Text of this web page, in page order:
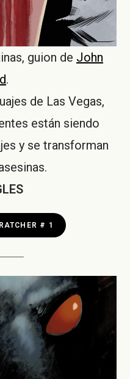
guion de John
.
de Las Vegas,
están siendo
y se transforman
# 1